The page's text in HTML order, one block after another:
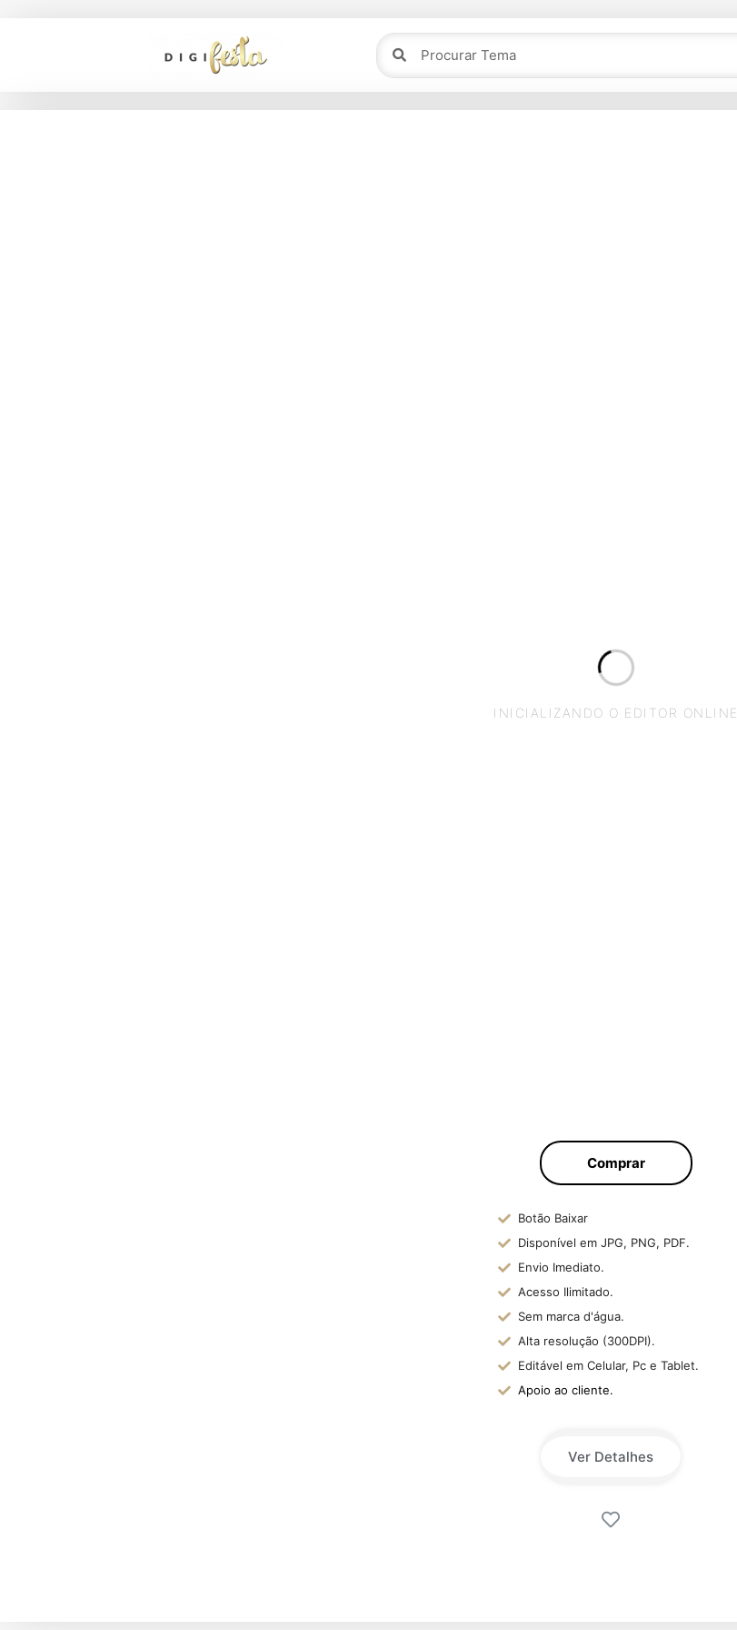
INICIALIZANDO O EDITOR ONLINE
Comprar
Botão Baixar
Disponível em JPG, PNG, PDF.
Envio Imediato.
Acesso Ilimitado.
Sem marca d'água.
Alta resolução (300DPI).
Editável em Celular, Pc e Tablet.
Apoio ao cliente.
Ver Detalhes